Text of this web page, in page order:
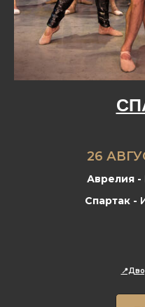
26
Аврелия -
Спартак -